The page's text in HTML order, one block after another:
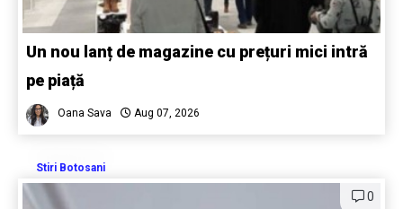
Un nou lanț de magazine cu prețuri mici intră
pe piață
Oana Sava Aug 07, 2026
Stiri Botosani
0